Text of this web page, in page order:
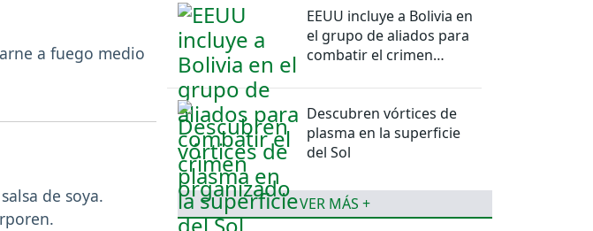
a fuego medio
de soya.
EEUU incluye a Bolivia en
el grupo de aliados para
combatir el crimen
Descubren vórtices de
plasma en la superficie
del Sol
VER MÁS +